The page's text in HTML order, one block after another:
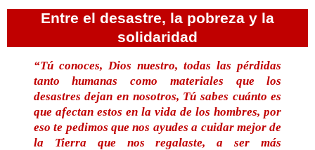
Entre el desastre, la pobreza y la
solidaridad
“Tú conoces, Dios nuestro, todas las pérdidas
tanto humanas como materiales que los
desastres dejan en nosotros, Tú sabes cuánto es
que afectan estos en la vida de los hombres, por
eso te pedimos que nos ayudes a cuidar mejor de
la Tierra que nos regalaste, a ser más